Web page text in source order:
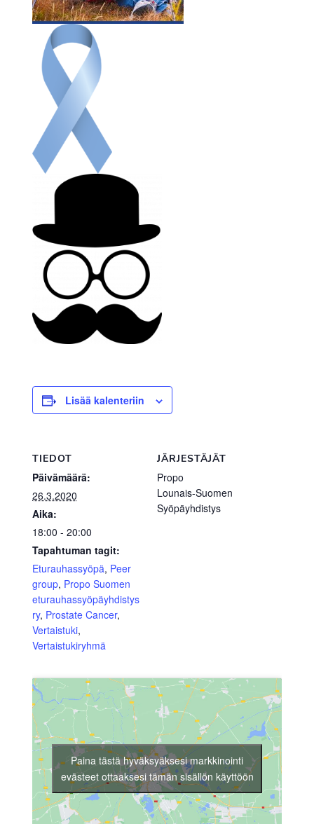
Lisää kalenteriin
TIEDOT
Päivämäärä:
26.3.2020
Aika:
18:00 - 20:00
Tapahtuman tagit:
Eturauhassyöpä, Peer
group, Propo Suomen
eturauhassyöpäyhdistys
ry, Prostate Cancer,
Vertaistuki,
Vertaistukiryhmä
JÄRJESTÄJÄT
Propo
Lounais-Suomen
Syöpäyhdistys
Paina tästä hyväksyäksesi markkinointi
evästeet ottaaksesi tämän sisällön käyttöön